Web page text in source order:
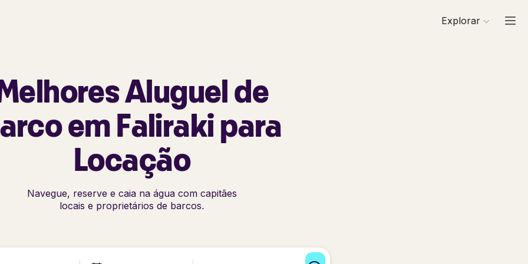
Explorar
Aluguel de
em Faliraki para
Locação
Navegue, reserve e caia na água com capitães
locais e proprietários de barcos.